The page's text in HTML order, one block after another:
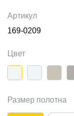
Артикул
169-0209
Цвет
Размер полотна